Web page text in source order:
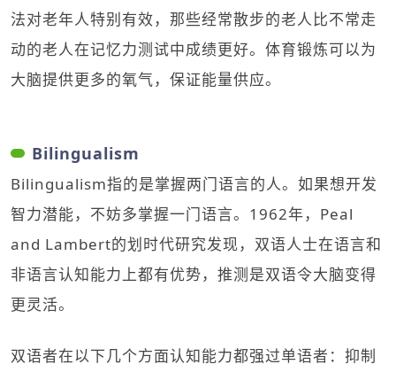
法对老年人特别有效，那些经常散步的老人比不常走
动的老人在记忆力测试中成绩更好。体育锻炼可以为
大脑提供更多的氧气，保证能量供应。
Bilingualism
Bilingualism指的是掌握两门语言的人。如果想开发
智力潜能，不妨多掌握一门语言。1962年，Peal
and Lambert的划时代研究发现，双语人士在语言和
非语言认知能力上都有优势，推测是双语令大脑变得
更灵活。
双语者在以下几个方面认知能力都强过单语者：抑制